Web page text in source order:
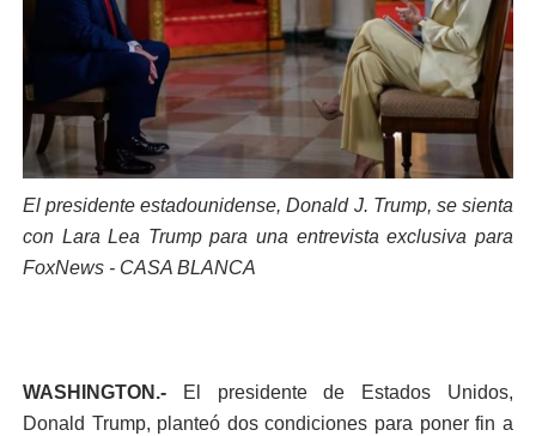
El presidente estadounidense, Donald J. Trump, se sienta
con Lara Lea Trump para una entrevista exclusiva para
FoxNews - CASA BLANCA
WASHINGTON.-
El presidente de Estados Unidos,
Donald Trump, planteó dos condiciones para poner fin a